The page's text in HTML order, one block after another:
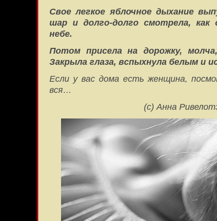
Свое легкое яблочное дыхание
шар и долго-долго смотрела,
небе.
Потом присела на дорожку,
Закрыла глаза, вспыхнула белым и
Если у вас дома есть женщина,
вся…
(с) Анна